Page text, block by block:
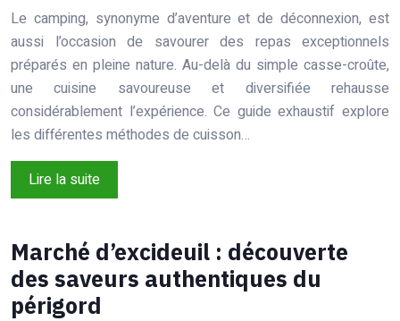
Le camping, synonyme d’aventure et de déconnexion, est
aussi l’occasion de savourer des repas exceptionnels
préparés en pleine nature. Au-delà du simple casse-croûte,
une cuisine savoureuse et diversifiée rehausse
considérablement l’expérience. Ce guide exhaustif explore
les différentes méthodes de cuisson…
Lire la suite
Marché d’excideuil : découverte
des saveurs authentiques du
périgord